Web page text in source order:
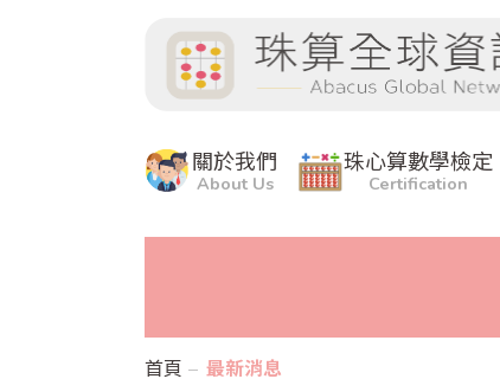
關於我們
About Us
珠心算數學檢定
Certification
首頁 最新消息